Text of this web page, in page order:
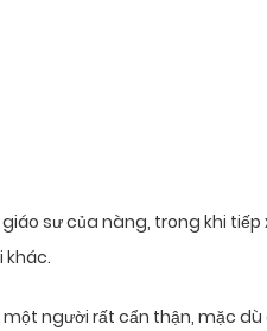
sư của nàng, trong khi
khác.
người rất cẩn thận, mặc